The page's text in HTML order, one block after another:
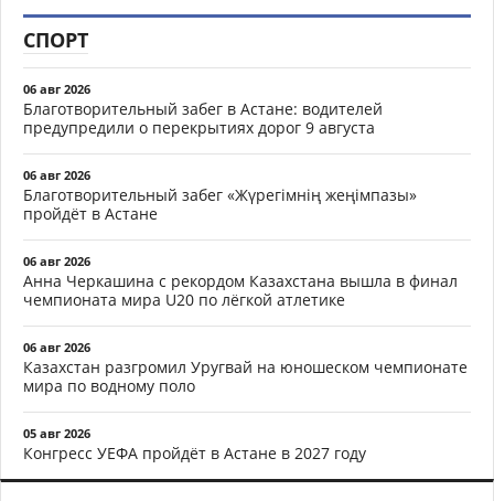
СПОРТ
06 авг 2026
Благотворительный забег в Астане: водителей
предупредили о перекрытиях дорог 9 августа
06 авг 2026
Благотворительный забег «Жүрегімнің жеңімпазы»
пройдёт в Астане
06 авг 2026
Анна Черкашина с рекордом Казахстана вышла в финал
чемпионата мира U20 по лёгкой атлетике
06 авг 2026
Казахстан разгромил Уругвай на юношеском чемпионате
мира по водному поло
05 авг 2026
Конгресс УЕФА пройдёт в Астане в 2027 году